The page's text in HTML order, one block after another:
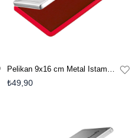
Pelikan 9x16 cm Metal Istampa - Kırmızı
₺49,90